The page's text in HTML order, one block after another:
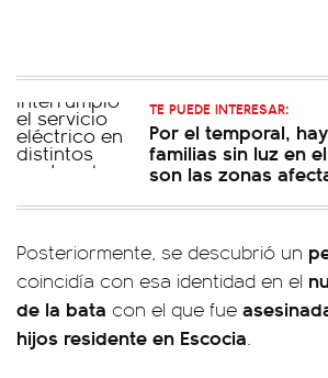
TE PUEDE INTERESAR:
Por el temporal,
familias sin luz en
son las zonas
Posteriormente, se descubrió un
coincidía con esa identidad en el
de la bata con el que fue
hijos residente en Escocia.